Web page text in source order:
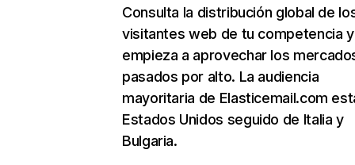
Consulta la distribución global de
visitantes web de tu competencia y
empieza a aprovechar los
pasados por alto. La audiencia
mayoritaria de Elasticemail.com
Estados Unidos seguido de Italia y
Bulgaria.